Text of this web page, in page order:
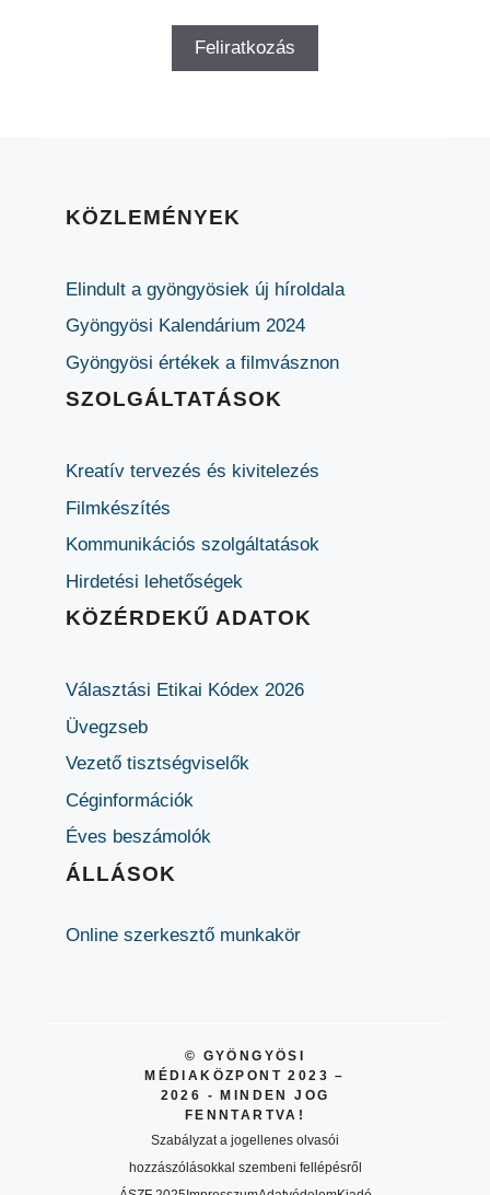
KÖZLEMÉNYEK
Elindult a gyöngyösiek új híroldala
Gyöngyösi Kalendárium 2024
Gyöngyösi értékek a filmvásznon
SZOLGÁLTATÁSOK
Kreatív tervezés és kivitelezés
Filmkészítés
Kommunikációs szolgáltatások
Hirdetési lehetőségek
KÖZÉRDEKŰ ADATOK
Választási Etikai Kódex 2026
Üvegzseb
Vezető tisztségviselők
Céginformációk
Éves beszámolók
ÁLLÁSOK
Online szerkesztő munkakör
© GYÖNGYÖSI
MÉDIAKÖZPONT 2023 –
2026 - MINDEN JOG
FENNTARTVA!
Szabályzat a jogellenes olvasói
hozzászólásokkal szembeni fellépésről